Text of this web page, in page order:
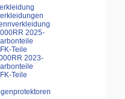
2025-
Teile
2023-
Teile